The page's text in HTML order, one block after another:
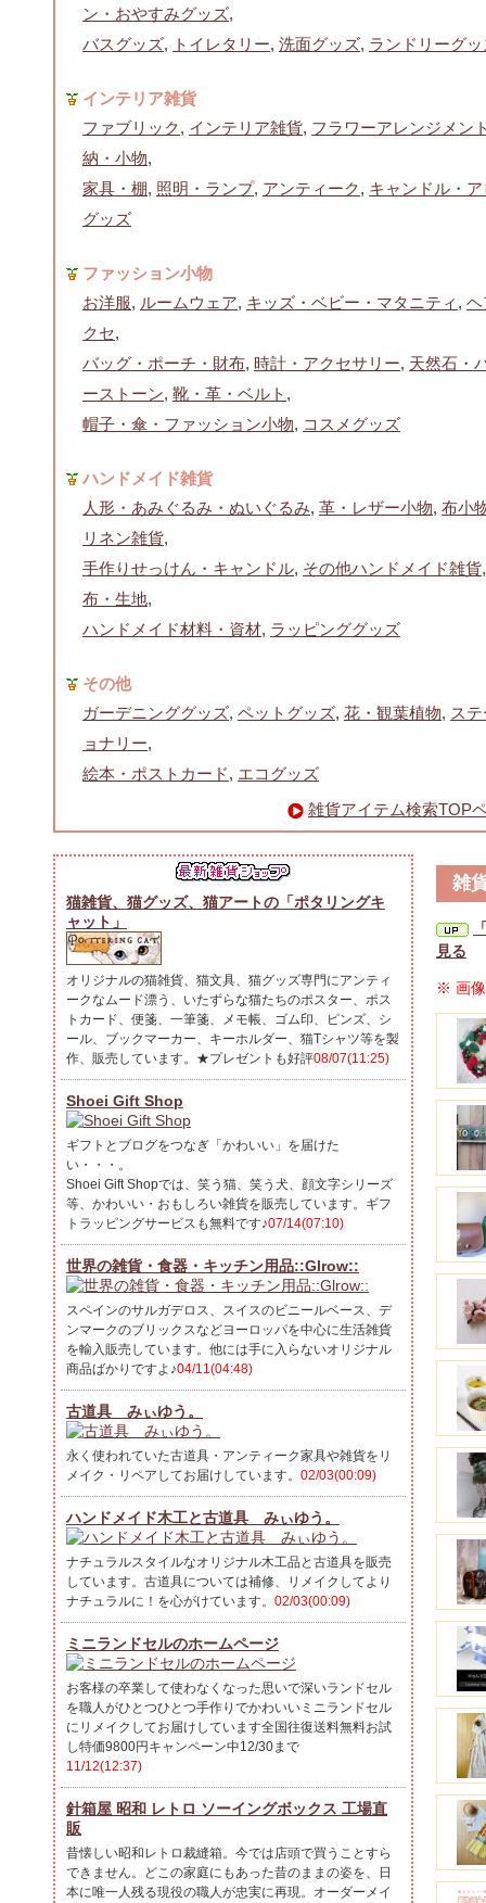
ン・おやすみグッズ,
バスグッズ, トイレタリー, 洗面グッズ, ランドリーグッ
インテリア雑貨
ファブリック, インテリア雑貨, フラワーアレンジメン
納・小物,
家具・棚, 照明・ランプ, アンティーク, キャンドル・
グッズ
ファッション小物
お洋服, ルームウェア, キッズ・ベビー・マタニティ , ヘ
クセ,
バッグ・ポーチ・財布, 時計・アクセサリー, 天然石・
ーストーン, 靴・革・ベルト ,
帽子・傘・ファッション小物, コスメグッズ
ハンドメイド雑貨
人形・あみぐるみ・ぬいぐるみ, 革・レザー小物, 布小
リネン雑貨,
手作りせっけん・キャンドル, その他ハンドメイド雑貨,
布・生地,
ハンドメイド材料・資材, ラッピンググッズ
その他
ガーデニンググッズ, ペットグッズ, 花・観葉植物, ス
ョナリー,
絵本・ポストカード, エコグッズ
雑貨アイテム検索TOP
猫雑貨、猫グッズ、猫アートの「ポタリングキ
ャット」
オリジナルの猫雑貨、猫文具、猫グッズ専門にアンティ
ークなムード漂う、いたずらな猫たちのポスター、ポス
トカード、便箋、一筆箋、メモ帳、ゴム印、ピンズ、シ
ール、ブックマーカー、キーホルダー、猫Tシャツ等を製
作、販売しています。★プレゼントも好評08/07(11:25)
Shoei Gift Shop
ギフトとブログをつなぎ「かわいい」を届けた
い・・・。
Shoei Gift Shopでは、笑う猫、笑う犬、顔文字シリーズ
等、かわいい・おもしろい雑貨を販売しています。ギフ
トラッピングサービスも無料です♪07/14(07:10)
世界の雑貨・食器・キッチン用品::Glrow::
スペインのサルガデロス、スイスのビニールベース、デ
ンマークのブリックスなどヨーロッパを中心に生活雑貨
を輸入販売しています。他には手に入らないオリジナル
商品ばかりですよ♪04/11(04:48)
古道具 みぃゆう。
永く使われていた古道具・アンティーク家具や雑貨をリ
メイク・リペアしてお届けしています。 02/03(00:09)
ハンドメイド木工と古道具 みぃゆう。
ナチュラルスタイルなオリジナル木工品と古道具を販売
しています。古道具については補修、リメイクしてより
ナチュラルに！を心がけています。 02/03(00:09)
ミニランドセルのホームページ
お客様の卒業して使わなくなった思いで深いランドセル
を職人がひとつひとつ手作りでかわいいミニランドセル
にリメイクしてお届けしています全国往復送料無料お試
し特価9800円キャンペーン中12/30まで
11/12(12:37)
針箱屋 昭和 レトロ ソーイングボックス 工場直
販
昔懐しい昭和レトロ裁縫箱。今では店頭で買うことすら
できません。どこの家庭にもあった昔のままの姿を、日
本に唯一人残る現役の職人が忠実に再現。オーダーメイ
雑
見る
※ 画像